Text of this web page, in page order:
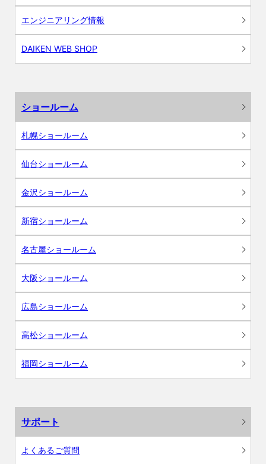
エンジニアリング情報
DAIKEN WEB SHOP
ショールーム
札幌ショールーム
仙台ショールーム
金沢ショールーム
新宿ショールーム
名古屋ショールーム
大阪ショールーム
広島ショールーム
高松ショールーム
福岡ショールーム
サポート
よくあるご質問